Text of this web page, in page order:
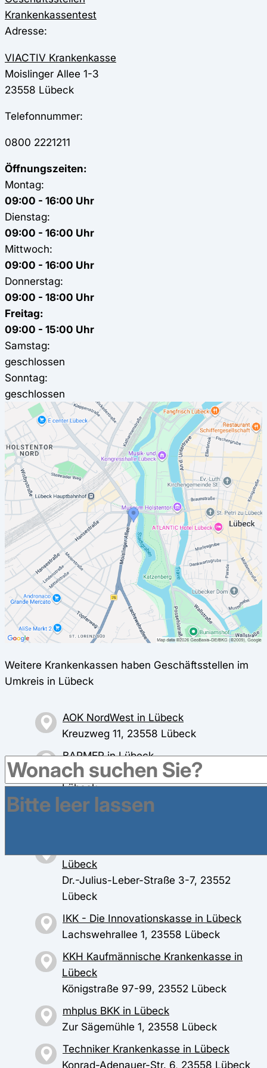
Krankenkassentest
Adresse:
VIACTIV Krankenkasse
Moislinger Allee 1-3
23558 Lübeck
Telefonnummer:
0800 2221211
Öffnungszeiten:
Montag:
09:00 - 16:00 Uhr
Dienstag:
09:00 - 16:00 Uhr
Mittwoch:
09:00 - 16:00 Uhr
Donnerstag:
09:00 - 18:00 Uhr
Freitag:
09:00 - 15:00 Uhr
Samstag:
geschlossen
Sonntag:
geschlossen
Weitere Krankenkassen haben Geschäftsstellen im
Umkreis in Lübeck
AOK NordWest in Lübeck
Kreuzweg 11, 23558 Lübeck
BARMER in Lübeck
Herrenholz 14 (im Citti-Park), 23556
Lübeck
DAK-Gesundheit in Lübeck
Lübeck
Dr.-Julius-Leber-Straße 3-7, 23552
Lübeck
IKK - Die Innovationskasse in Lübeck
Lachswehrallee 1, 23558 Lübeck
KKH Kaufmännische Krankenkasse in
Lübeck
Königstraße 97-99, 23552 Lübeck
mhplus BKK in Lübeck
Zur Sägemühle 1, 23558 Lübeck
Techniker Krankenkasse in Lübeck
Konrad-Adenauer-Str. 6, 23558 Lübeck